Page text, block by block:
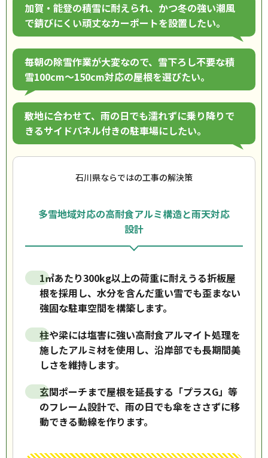
加賀・能登の積雪に耐えられ、かつ冬の強い潮風
で錆びにくい頑丈なカーポートを設置したい。
毎朝の除雪作業が大変なので、雪下ろし不要な積
雪100cm〜150cm対応の屋根を選びたい。
敷地に合わせて、雨の日でも濡れずに乗り降りで
きるサイドパネル付きの駐車場にしたい。
石川県ならではの工事の解決策
多雪地域対応の高耐食アルミ構造と雨天対応
設計
1㎡あたり300kg以上の荷重に耐えうる折板屋
根を採用し、水分を含んだ重い雪でも歪まない
強固な駐車空間を構築します。
柱や梁には塩害に強い高耐食アルマイト処理を
施したアルミ材を使用し、沿岸部でも長期間美
しさを維持します。
玄関ポーチまで屋根を延長する「プラスG」等
のフレーム設計で、雨の日でも傘をささずに移
動できる動線を作ります。